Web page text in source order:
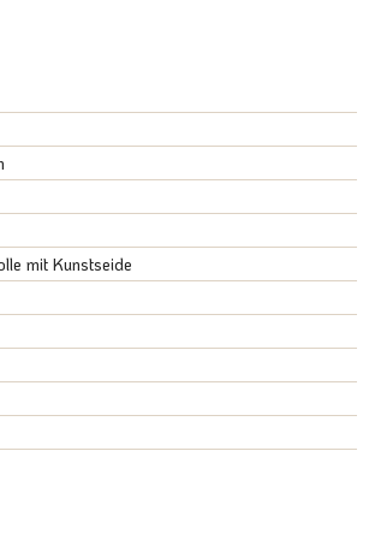
mit Kunstseide